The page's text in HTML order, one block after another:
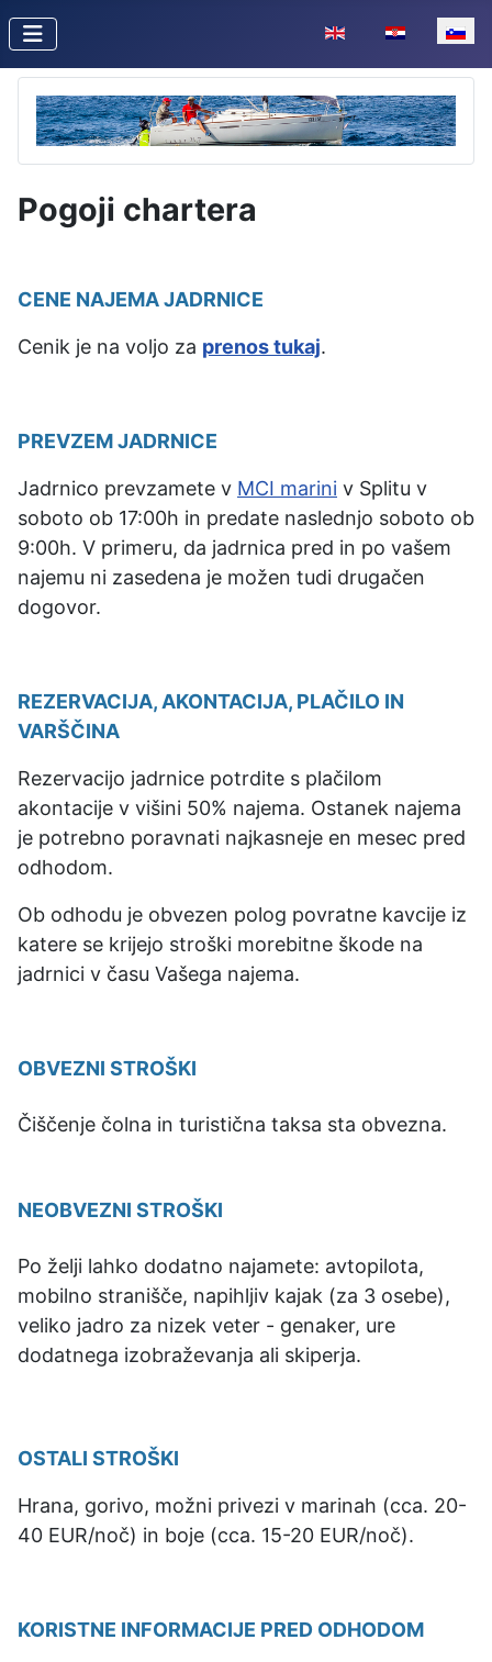
Izberite vaš jezik
Pogoji chartera
CENE NAJEMA JADRNICE
Cenik je na voljo za prenos tukaj.
PREVZEM JADRNICE
Jadrnico prevzamete v MCI marini v Splitu v
soboto ob 17:00h in predate naslednjo soboto ob
9:00h. V primeru, da jadrnica pred in po vašem
najemu ni zasedena je možen tudi drugačen
dogovor.
REZERVACIJA, AKONTACIJA, PLAČILO IN
VARŠČINA
Rezervacijo jadrnice potrdite s plačilom
akontacije v višini 50% najema. Ostanek najema
je potrebno poravnati najkasneje en mesec pred
odhodom.
Ob odhodu je obvezen polog povratne kavcije iz
katere se krijejo stroški morebitne škode na
jadrnici v času Vašega najema.
OBVEZNI STROŠKI
Čiščenje čolna in turistična taksa sta obvezna.
NEOBVEZNI STROŠKI
Po želji lahko dodatno najamete: avtopilota,
mobilno stranišče, napihljiv kajak (za 3 osebe),
veliko jadro za nizek veter - genaker, ure
dodatnega izobraževanja ali skiperja.
OSTALI STROŠKI
Hrana, gorivo, možni privezi v marinah (cca. 20-
40 EUR/noč) in boje (cca. 15-20 EUR/noč).
KORISTNE INFORMACIJE PRED ODHODOM